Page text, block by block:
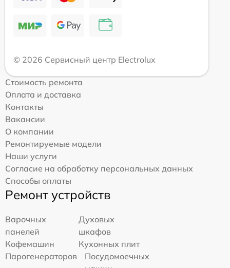
© 2026 Сервисный центр Electrolux
Стоимость ремонта
Оплата и доставка
Контакты
Вакансии
О компании
Ремонтируемые модели
Наши услуги
Согласие на обработку персональных данных
Способы оплаты
Ремонт устройств
Варочных
панелей
Духовых
шкафов
Кофемашин
Кухонных плит
Парогенераторов
Посудомоечных